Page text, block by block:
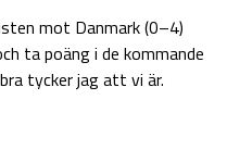
mot Danmark (0–4)
ta poäng i de kommande
tycker jag att vi är.